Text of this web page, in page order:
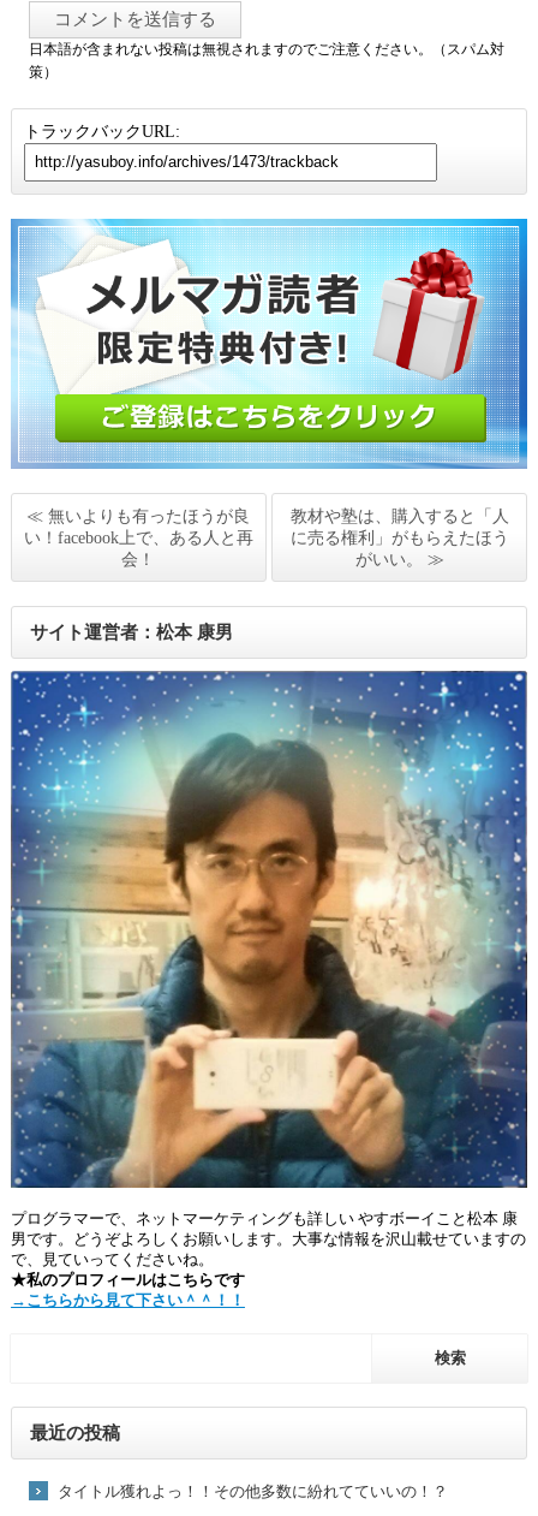
日本語が含まれない投稿は無視されますのでご注意ください。（スパム対
策）
トラックバックURL:
≪ 無いよりも有ったほうが良
い！facebook上で、ある人と再
会！
教材や塾は、購入すると「人
に売る権利」がもらえたほう
がいい。 ≫
サイト運営者：松本 康男
プログラマーで、ネットマーケティングも詳しい やすボーイこと松本 康
男です。どうぞよろしくお願いします。大事な情報を沢山載せていますの
で、見ていってくださいね。
★私のプロフィールはこちらです
→こちらから見て下さい＾＾！！
最近の投稿
タイトル獲れよっ！！その他多数に紛れてていいの！？